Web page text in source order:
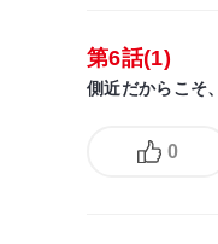
第6話(1)
側近だからこそ
0